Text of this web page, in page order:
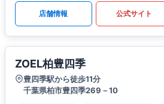
店舗情報 公式サイト
ZOEL柏豊四季
豊四季駅から徒歩11分
千葉県柏市豊四季269－10